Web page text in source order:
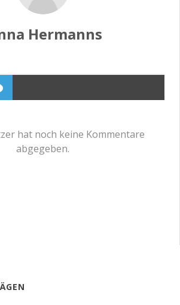
Hermanns
hat noch keine Kommentare
abgegeben.